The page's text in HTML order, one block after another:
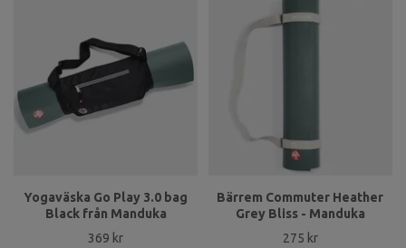
Yogaväska Go Play 3.0 bag
Black från Manduka
369 kr
Bärrem Commuter Heather
Grey Bliss - Manduka
275 kr